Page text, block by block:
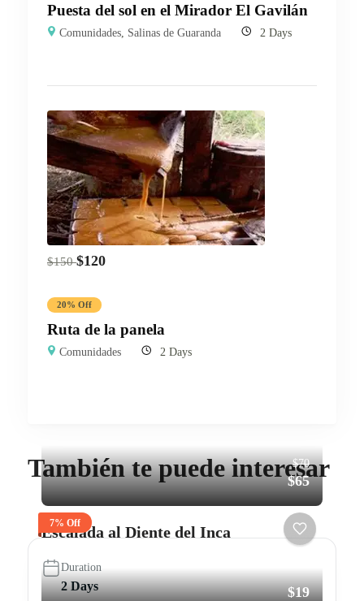
Puesta del sol en el Mirador El Gavilán
Comunidades Salinas de Guaranda 2 Days
$150 $120
20% Off
Ruta de la panela
Comunidades 2 Days
También te puede interesar
7% Off
$70
$65
Escalada al Diente del Inca
Duration
2 Days $19